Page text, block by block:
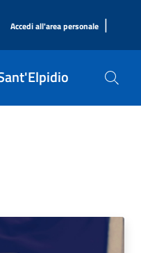
Accedi all'area personale |